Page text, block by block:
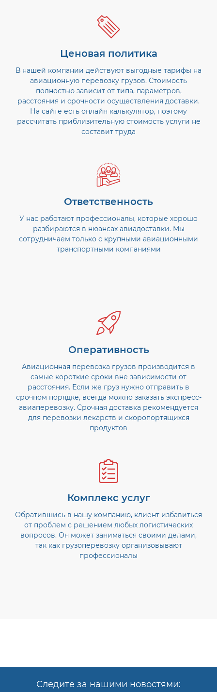
Ценовая политика
В нашей компании действуют выгодные тарифы на
авиационную перевозку грузов. Стоимость
полностью зависит от типа, параметров,
расстояния и срочности осуществления доставки.
На сайте есть онлайн калькулятор, поэтому
рассчитать приблизительную стоимость услуги не
составит труда
Ответственность
У нас работают профессионалы, которые хорошо
разбираются в нюансах авиадоставки. Мы
сотрудничаем только с крупными авиационными
транспортными компаниями
Оперативность
Авиационная перевозка грузов производится в
самые короткие сроки вне зависимости от
расстояния. Если же груз нужно отправить в
срочном порядке, всегда можно заказать экспресс-
авиаперевозку. Срочная доставка рекомендуется
для перевозки лекарств и скоропортящихся
продуктов
Комплекс услуг
Обратившись в нашу компанию, клиент избавиться
от проблем с решением любых логистических
вопросов. Он может заниматься своими делами,
так как грузоперевозку организовывают
профессионалы
Следите за нашими новостями: